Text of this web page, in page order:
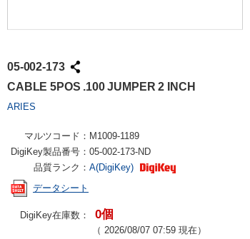
05-002-173
CABLE 5POS .100 JUMPER 2 INCH
ARIES
マルツコード： M1009-1189
DigiKey製品番号： 05-002-173-ND
品質ランク： A(DigiKey)
データシート
DigiKey在庫数： 0個
（ 2026/08/07 07:59 現在）